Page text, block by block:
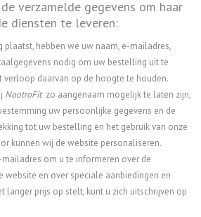
verzamelde gegevens om haar
diensten te leveren:
plaatst, hebben we uw naam, e-mailadres,
nodig om uw bestelling uit te
verloop daarvan op de hoogte te houden.
NootroFit zo aangenaam mogelijk te laten zijn,
uw persoonlijke gegevens en de
tot uw bestelling en het gebruik van onze
kunnen wij de website personaliseren.
om u te informeren over de
website en over speciale aanbiedingen en
langer prijs op stelt, kunt u zich uitschrijven op